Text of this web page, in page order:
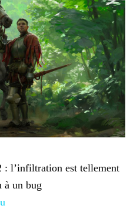
: l’infiltration est tellement
à un bug